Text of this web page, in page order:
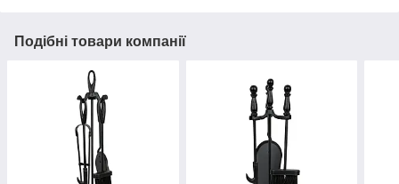
Подібні товари компанії